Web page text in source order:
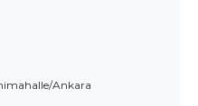
Ankara